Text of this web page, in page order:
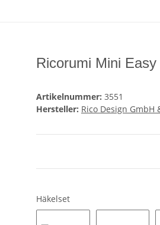
Ricorumi Mini
Artikelnummer: 3551
Hersteller: Rico Design GmbH
Häkelset